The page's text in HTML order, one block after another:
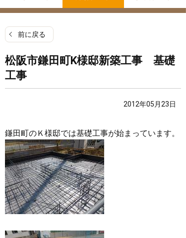
前に戻る
松阪市鎌田町K様邸新築工事 基礎
工事
2012年05月23日
鎌田町のＫ様邸では基礎工事が始まっています。